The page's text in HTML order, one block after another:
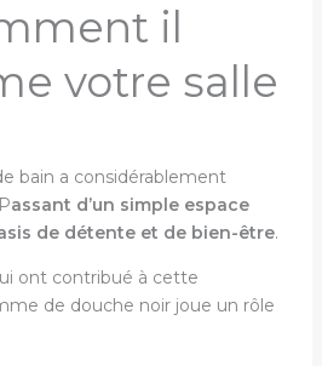
il
votre salle
bain a considérablement
assant d’un simple espace
de détente et de bien-être.
ont contribué à cette
de douche noir joue un rôle